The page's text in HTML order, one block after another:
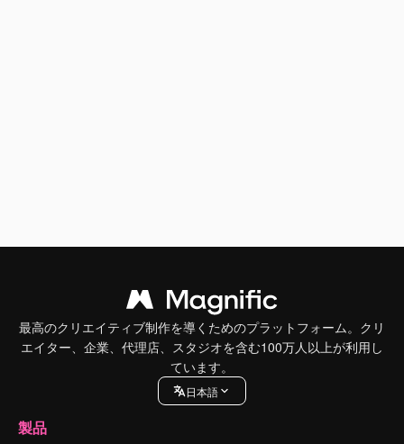
最高のクリエイティブ制作を導くためのプラットフォーム。クリ
エイター、企業、代理店、スタジオを含む100万人以上が利用し
ています。
日本語
製品